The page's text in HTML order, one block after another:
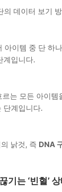
의 데이터 보기
아이템 중 단 하
계입니다.
르는 모든 아이
단계입니다.
낡것, 즉 DNA
기는 ‘빈혈’ 상